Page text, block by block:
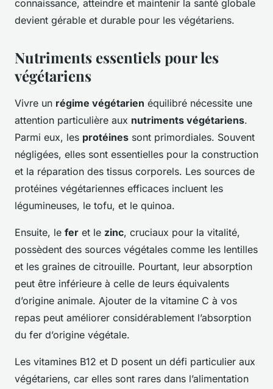
connaissance, atteindre et maintenir la santé globale
devient gérable et durable pour les végétariens.
Nutriments essentiels pour les
végétariens
Vivre un régime végétarien équilibré nécessite une
attention particulière aux nutriments végétariens.
Parmi eux, les protéines sont primordiales. Souvent
négligées, elles sont essentielles pour la construction
et la réparation des tissus corporels. Les sources de
protéines végétariennes efficaces incluent les
légumineuses, le tofu, et le quinoa.
Ensuite, le fer et le zinc, cruciaux pour la vitalité,
possèdent des sources végétales comme les lentilles
et les graines de citrouille. Pourtant, leur absorption
peut être inférieure à celle de leurs équivalents
d’origine animale. Ajouter de la vitamine C à vos
repas peut améliorer considérablement l’absorption
du fer d’origine végétale.
Les vitamines B12 et D posent un défi particulier aux
végétariens, car elles sont rares dans l’alimentation